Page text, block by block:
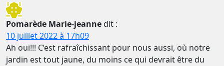
Pomarède Marie-jeannedit :
10 juillet 2022 à 17h09
Ah oui!!! C’est rafraîchissant pour nous aussi, où notre
jardin est tout jaune, du moins ce qui devrait être du